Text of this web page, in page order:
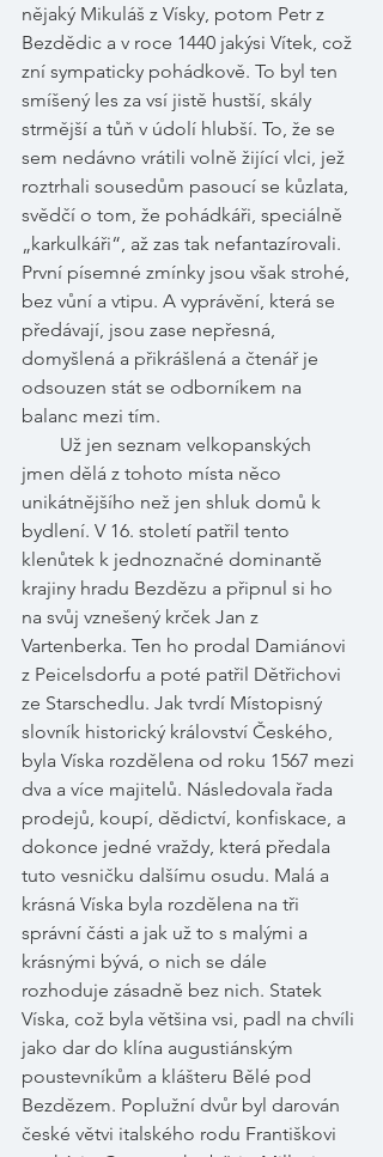
nějaký Mikuláš z Vísky, potom Petr z
Bezdědic a v roce 1440 jakýsi Vítek, což
zní sympaticky pohádkově. To byl ten
smíšený les za vsí jistě hustší, skály
strmější a tůň v údolí hlubší. To, že se
sem nedávno vrátili volně žijící vlci, jež
roztrhali sousedům pasoucí se kůzlata,
svědčí o tom, že pohádkáři, speciálně
„karkulkáři“, až zas tak nefantazírovali.
První písemné zmínky jsou však strohé,
bez vůní a vtipu. A vyprávění, která se
předávají, jsou zase nepřesná,
domyšlená a přikrášlená a čtenář je
odsouzen stát se odborníkem na
balanc mezi tím.
jmen dělá z tohoto místa něco
unikátnějšího než jen shluk domů k
bydlení. V 16. století patřil tento
klenůtek k jednoznačné dominantě
krajiny hradu Bezdězu a připnul si ho
na svůj vznešený krček Jan z
Vartenberka. Ten ho prodal Damiánovi
z Peicelsdorfu a poté patřil Dětřichovi
ze Starschedlu. Jak tvrdí Místopisný
slovník historický království Českého,
byla Víska rozdělena od roku 1567 mezi
dva a více majitelů. Následovala řada
prodejů, koupí, dědictví, konfiskace, a
dokonce jedné vraždy, která předala
tuto vesničku dalšímu osudu. Malá a
krásná Víska byla rozdělena na tři
správní části a jak už to s malými a
krásnými bývá, o nich se dále
rozhoduje zásadně bez nich. Statek
Víska, což byla většina vsi, padl na chvíli
jako dar do klína augustiánským
poustevníkům a klášteru Bělé pod
Bezdězem. Poplužní dvůr byl darován
české větvi italského rodu Františkovi